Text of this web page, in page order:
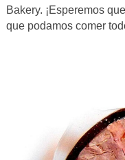
Bakery. ¡Esperemos
que podamos comer